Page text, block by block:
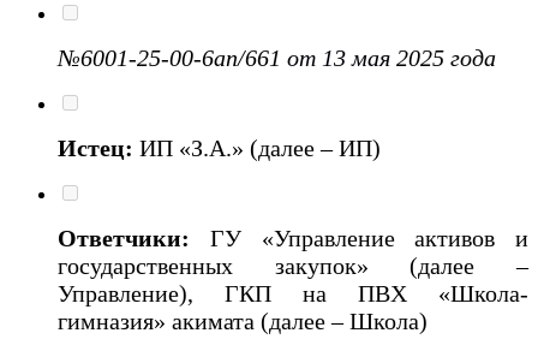
№6001-25-00-6ап/661 от 13 мая 2025 года
Истец: ИП «З.А.» (далее – ИП)
Ответчики: ГУ «Управление активов и
государственных закупок» (далее –
Управление), ГКП на ПВХ «Школа-
гимназия» акимата (далее – Школа)